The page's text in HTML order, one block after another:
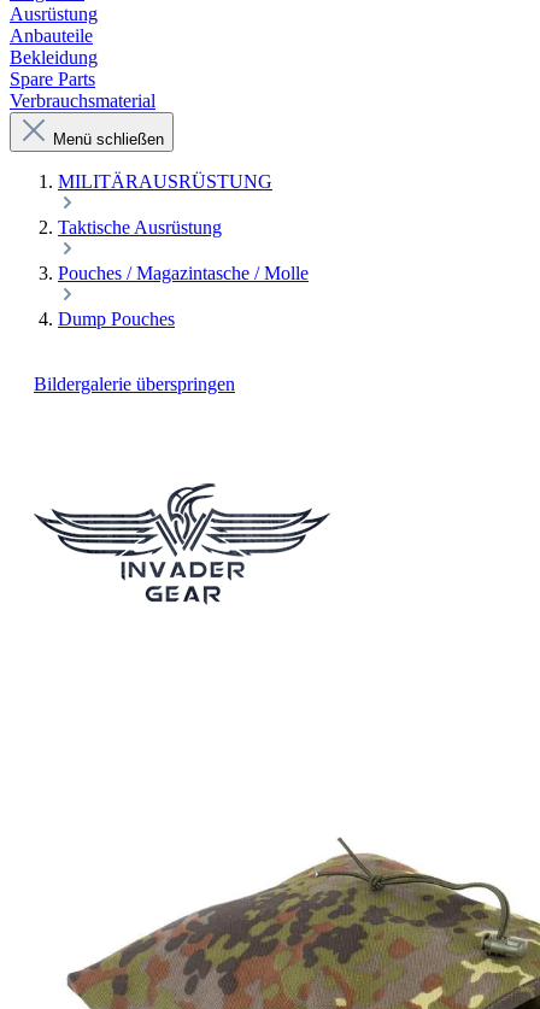
Ausrüstung
Anbauteile
Bekleidung
Spare Parts
Verbrauchsmaterial
Menü schließen
MILITÄRAUSRÜSTUNG
Taktische Ausrüstung
Pouches / Magazintasche / Molle
Dump Pouches
Bildergalerie überspringen